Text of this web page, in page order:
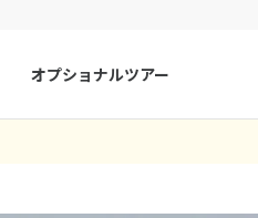
オプショナルツアー